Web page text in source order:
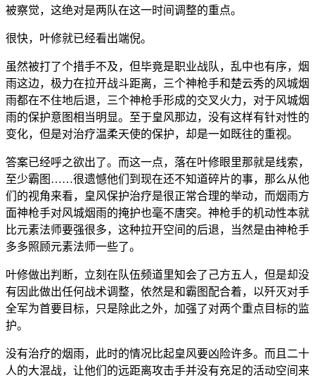
被察觉，这绝对是两队在这一时间调整的重点。
很快，叶修就已经看出端倪。
虽然被打了个措手不及，但毕竟是职业战队，乱中也有序，烟
雨这边，极力在拉开战斗距离，三个神枪手和楚云秀的风城烟
雨都在不住地后退，三个神枪手形成的交叉火力，对于风城烟
雨的保护意图相当明显。至于皇风那边，没有这样有针对性的
变化，但是对治疗温柔天使的保护，却是一如既往的重视。
答案已经呼之欲出了。而这一点，落在叶修眼里那就是线索，
至少霸图……很遗憾他们到现在还不知道碎片的事，那么从他
们的视角来看，皇风保护治疗是很正常合理的举动，而烟雨方
面神枪手对风城烟雨的掩护也毫不唐突。神枪手的机动性本就
比元素法师要强很多，这种拉开空间的后退，当然是由神枪手
多多照顾元素法师一些了。
叶修做出判断，立刻在队伍频道里知会了己方五人，但是却没
有因此做出任何战术调整，依然是和霸图配合着，以歼灭对手
全军为首要目标，只是除此之外，加强了对两个重点目标的监
护。
没有治疗的烟雨，此时的情况比起皇风要凶险许多。而且二十
人的大混战，让他们的远距离攻击手并没有充足的活动空间来